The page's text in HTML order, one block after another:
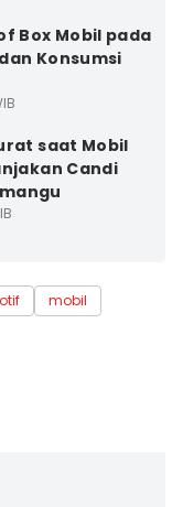
Box Mobil pada
Konsumsi
saat Mobil
Candi
mobil